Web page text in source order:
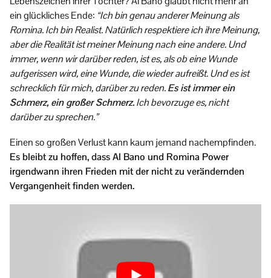
ein glückliches Ende: “Ich bin genau anderer Meinung als
Romina. Ich bin Realist. Natürlich respektiere ich ihre Meinung,
aber die Realität ist meiner Meinung nach eine andere. Und
immer, wenn wir darüber reden, ist es, als ob eine Wunde
aufgerissen wird, eine Wunde, die wieder aufreißt. Und es ist
schrecklich für mich, darüber zu reden.Es ist immer ein
Schmerz, ein großer Schmerz.Ich bevorzuge es, nicht
darüber zu sprechen.”
Einen so großen Verlust kann kaum jemand nachempfinden.
Es bleibt zu hoffen, dass Al Bano und Romina Power
irgendwann ihren Frieden mit der nicht zu verändernden
Vergangenheit finden werden.